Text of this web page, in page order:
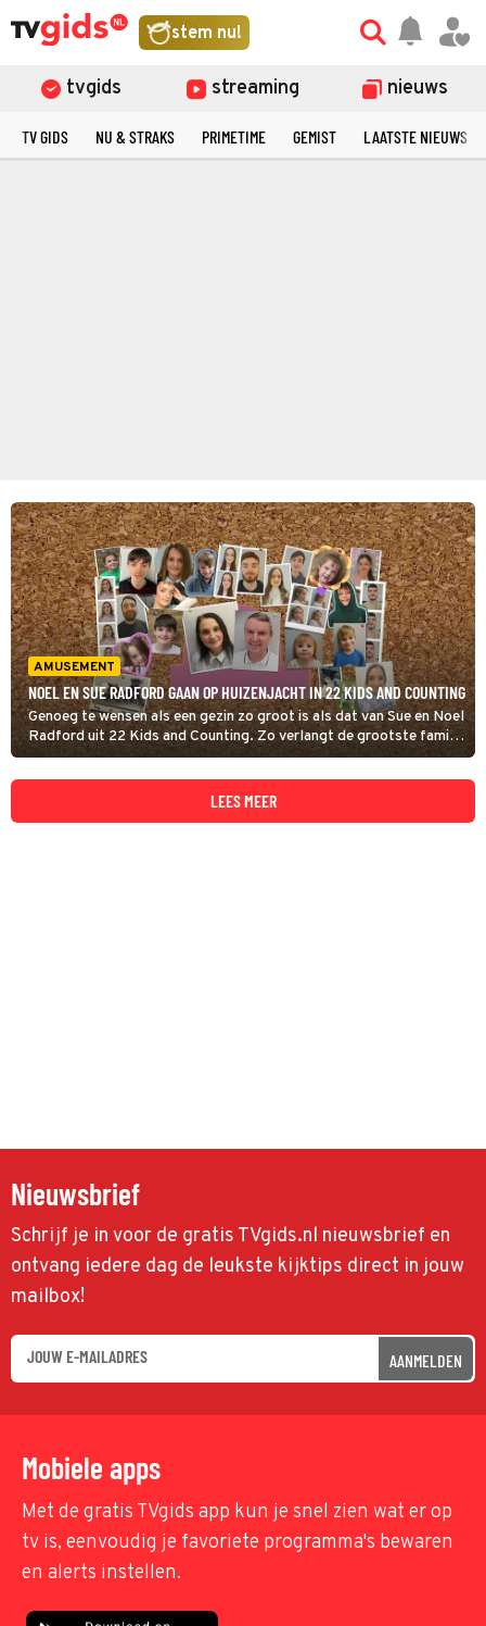
stem nu!
tvgids streaming nieuws
TV GIDS NU & STRAKS PRIMETIME GEMIST LAATSTE NIEUWS
AMUSEMENT
NOEL EN SUE RADFORD GAAN OP HUIZENJACHT IN 22 KIDS AND COUNTING
Genoeg te wensen als een gezin zo groot is als dat van Sue en Noel
Radford uit 22 Kids and Counting. Zo verlangt de grootste familie
van Groot-Brittannië naar een rustiger gelegen huis. Zoon Casper
droomt over een toekomst als voetbalprof.
LEES MEER
Nieuwsbrief
Schrijf je in voor de gratis TVgids.nl nieuwsbrief en
ontvang iedere dag de leukste kijktips direct in jouw
mailbox!
AANMELDEN
Mobiele apps
Met de gratis TVgids app kun je snel zien wat er op
tv is, eenvoudig je favoriete programma's bewaren
en alerts instellen.